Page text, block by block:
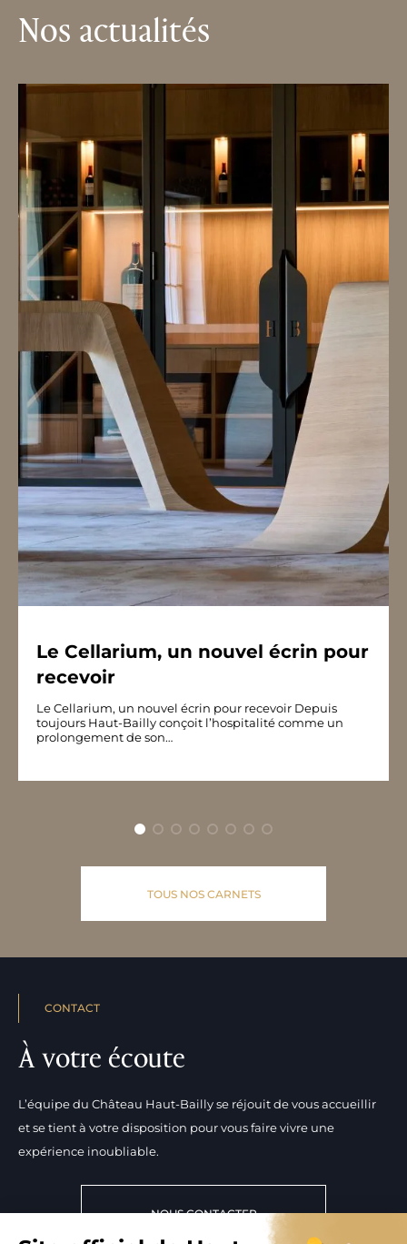
Nos actualités
Le Cellarium, un nouvel écrin pour
recevoir
Le Cellarium, un nouvel écrin pour recevoir Depuis
toujours Haut-Bailly conçoit l’hospitalité comme un
prolongement de son…
TOUS NOS CARNETS
CONTACT
À votre écoute
L’équipe du Château Haut-Bailly se réjouit de vous accueillir
et se tient à votre disposition pour vous faire vivre une
expérience inoubliable.
NOUS CONTACTER